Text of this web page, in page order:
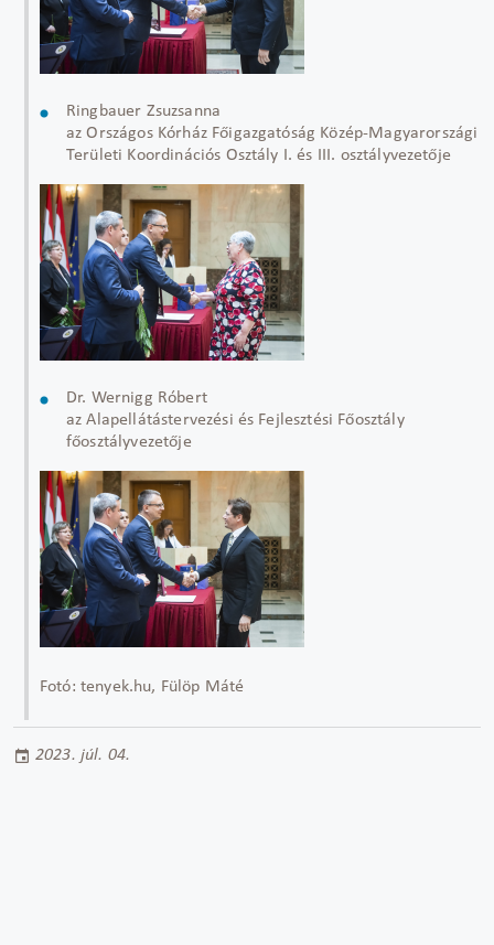
Ringbauer Zsuzsanna
az Országos Kórház Főigazgatóság Közép-Magyarországi
Területi Koordinációs Osztály I. és III. osztályvezetője
Dr. Wernigg Róbert
az Alapellátástervezési és Fejlesztési Főosztály
főosztályvezetője
Fotó: tenyek.hu, Fülöp Máté
2023. júl. 04.